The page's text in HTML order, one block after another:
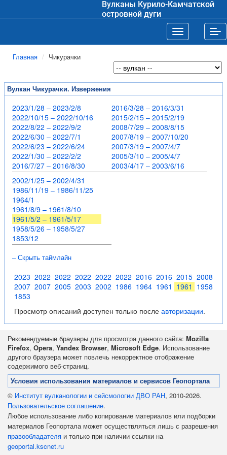
Вулканы Курило-Камчатской
островной дуги
Toggle
Главная Чикурачки
Вулкан Чикурачки. Извержения
2023/1/28 – 2023/2/8
2022/10/15 – 2022/10/16
2022/8/22 – 2022/9/2
2022/6/30 – 2022/7/1
2022/6/23 – 2022/6/24
2022/1/30 – 2022/2/2
2016/7/27 – 2016/8/30
2016/3/28 – 2016/3/31
2015/2/15 – 2015/2/19
2008/7/29 – 2008/8/15
2007/8/19 – 2007/10/20
2007/3/19 – 2007/4/7
2005/3/10 – 2005/4/7
2003/4/17 – 2003/6/16
2002/1/25 – 2002/4/31
1986/11/19 – 1986/11/25
1964/1
1961/8/9 – 1961/8/10
1961/5/2 – 1961/5/17
1958/5/26 – 1958/5/27
1853/12
– Скрыть таймлайн
2023 2022 2022 2022 2022 2022 2016 2016 2015 2008
2007 2007 2005 2003 2002 1986 1964 1961 1961 1958
1853
Просмотр описаний доступен только после авторизации.
Рекомендуемые браузеры для просмотра данного сайта: Mozilla
Firefox, Opera, Yandex Browser, Microsoft Edge. Использование
другого браузера может повлечь некорректное отображение
содержимого веб-страниц.
Условия использования материалов и сервисов Геопортала
© Институт вулканологии и сейсмологии ДВО РАН, 2010-2026.
Пользовательское соглашение.
Любое использование либо копирование материалов или подборки
материалов Геопортала может осуществляться лишь с разрешения
правообладателя и только при наличии ссылки на
geoportal.kscnet.ru